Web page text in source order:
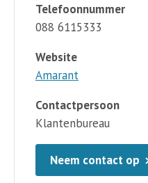
Telefoonnummer
088 6115333
Website
Amarant
Contactpersoon
Klantenbureau
Neem contact op